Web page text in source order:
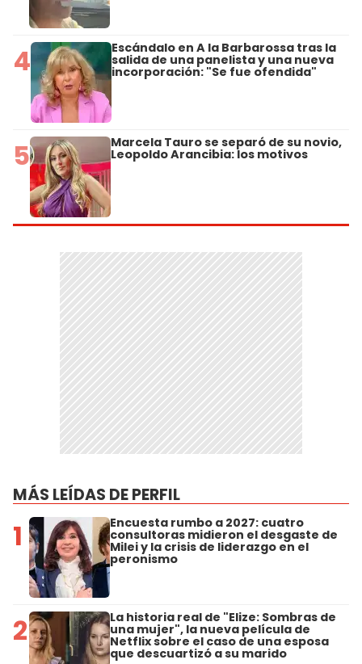
4 Escándalo en A la Barbarossa tras la
salida de una panelista y una nueva
incorporación: "Se fue ofendida"
5 Marcela Tauro se separó de su novio,
Leopoldo Arancibia: los motivos
MÁS LEÍDAS DE PERFIL
1 Encuesta rumbo a 2027: cuatro
consultoras midieron el desgaste de
Milei y la crisis de liderazgo en el
peronismo
2 La historia real de "Elize: Sombras de
una mujer", la nueva película de
Netflix sobre el caso de una esposa
que descuartizó a su marido